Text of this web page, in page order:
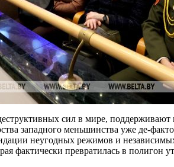
сил в мире,
западного меньшинства уже де-
неугодных режимов и
фактически превратилась в полигон